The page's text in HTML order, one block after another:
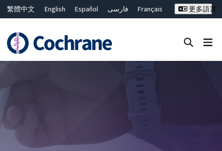
繁體中文 English Español فارسی
Français
ไทย
简体中文
更多語言